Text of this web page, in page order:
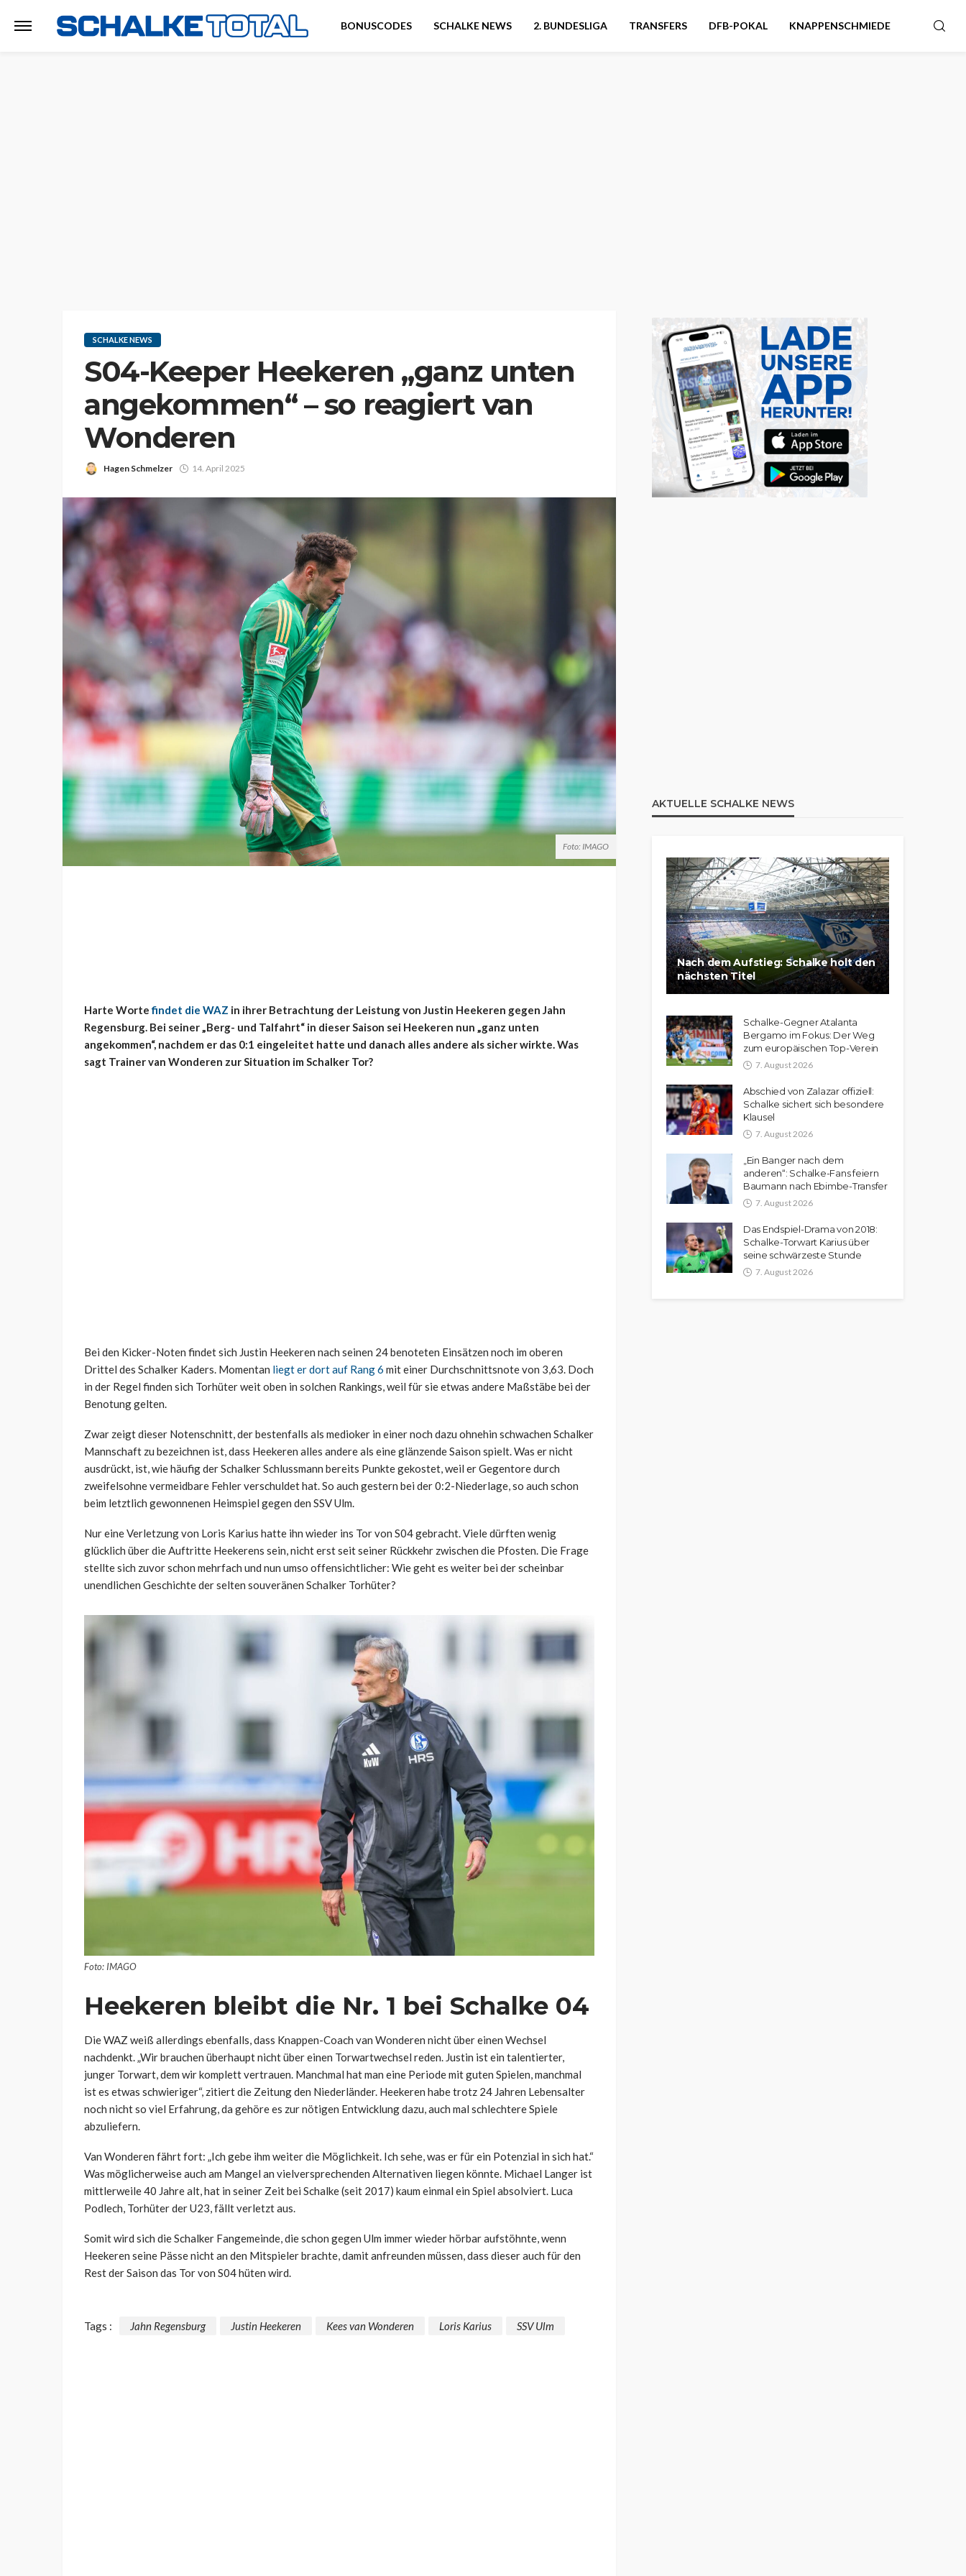
BONUSCODES SCHALKE NEWS 2. BUNDESLIGA TRANSFERS DFB-POKAL KNAPPENSCHMIEDE
SCHALKE NEWS
S04-Keeper Heekeren „ganz unten
angekommen“ – so reagiert van
Wonderen
Hagen Schmelzer 14. April 2025
Foto: IMAGO
Harte Wortefindet die WAZ in ihrer Betrachtung der Leistung von Justin Heekeren gegen Jahn
Regensburg. Bei seiner „Berg- und Talfahrt“ in dieser Saison sei Heekeren nun „ganz unten
angekommen“, nachdem er das 0:1 eingeleitet hatte und danach alles andere als sicher wirkte. Was
sagt Trainer van Wonderen zur Situation im Schalker Tor?
Bei den Kicker-Noten findet sich Justin Heekeren nach seinen 24 benoteten Einsätzen noch im oberen
Drittel des Schalker Kaders. Momentan liegt er dort auf Rang 6 mit einer Durchschnittsnote von 3,63. Doch
in der Regel finden sich Torhüter weit oben in solchen Rankings, weil für sie etwas andere Maßstäbe bei der
Benotung gelten.
Zwar zeigt dieser Notenschnitt, der bestenfalls als medioker in einer noch dazu ohnehin schwachen Schalker
Mannschaft zu bezeichnen ist, dass Heekeren alles andere als eine glänzende Saison spielt. Was er nicht
ausdrückt, ist, wie häufig der Schalker Schlussmann bereits Punkte gekostet, weil er Gegentore durch
zweifelsohne vermeidbare Fehler verschuldet hat. So auch gestern bei der 0:2-Niederlage, so auch schon
beim letztlich gewonnenen Heimspiel gegen den SSV Ulm.
Nur eine Verletzung von Loris Karius hatte ihn wieder ins Tor von S04 gebracht. Viele dürften wenig
glücklich über die Auftritte Heekerens sein, nicht erst seit seiner Rückkehr zwischen die Pfosten. Die Frage
stellte sich zuvor schon mehrfach und nun umso offensichtlicher: Wie geht es weiter bei der scheinbar
unendlichen Geschichte der selten souveränen Schalker Torhüter?
Foto: IMAGO
Heekeren bleibt die Nr. 1 bei Schalke 04
Die WAZ weiß allerdings ebenfalls, dass Knappen-Coach van Wonderen nicht über einen Wechsel
nachdenkt. „Wir brauchen überhaupt nicht über einen Torwartwechsel reden. Justin ist ein talentierter,
junger Torwart, dem wir komplett vertrauen. Manchmal hat man eine Periode mit guten Spielen, manchmal
ist es etwas schwieriger“, zitiert die Zeitung den Niederländer. Heekeren habe trotz 24 Jahren Lebensalter
noch nicht so viel Erfahrung, da gehöre es zur nötigen Entwicklung dazu, auch mal schlechtere Spiele
abzuliefern.
Van Wonderen fährt fort: „Ich gebe ihm weiter die Möglichkeit. Ich sehe, was er für ein Potenzial in sich hat.“
Was möglicherweise auch am Mangel an vielversprechenden Alternativen liegen könnte. Michael Langer ist
mittlerweile 40 Jahre alt, hat in seiner Zeit bei Schalke (seit 2017) kaum einmal ein Spiel absolviert. Luca
Podlech, Torhüter der U23, fällt verletzt aus.
Somit wird sich die Schalker Fangemeinde, die schon gegen Ulm immer wieder hörbar aufstöhnte, wenn
Heekeren seine Pässe nicht an den Mitspieler brachte, damit anfreunden müssen, dass dieser auch für den
Rest der Saison das Tor von S04 hüten wird.
Tags : Jahn Regensburg Justin Heekeren Kees van Wonderen Loris Karius SSV Ulm
AKTUELLE SCHALKE NEWS
Nach dem Aufstieg: Schalke holt den
nächsten Titel
Schalke-Gegner Atalanta
Bergamo im Fokus: Der Weg
zum europäischen Top-Verein
7. August 2026
Abschied von Zalazar offiziell:
Schalke sichert sich besondere
Klausel
7. August 2026
„Ein Banger nach dem
anderen“: Schalke-Fans feiern
Baumann nach Ebimbe-Transfer
7. August 2026
Das Endspiel-Drama von 2018:
Schalke-Torwart Karius über
seine schwärzeste Stunde
7. August 2026